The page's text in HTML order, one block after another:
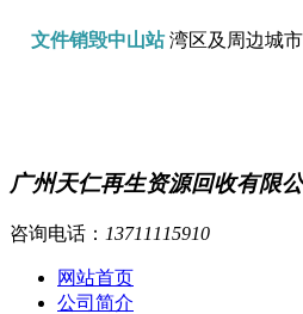
文件销毁中山站湾区及周边城市
广州天仁再生资源回收有限
咨询电话： 13711115910
网站首页
公司简介